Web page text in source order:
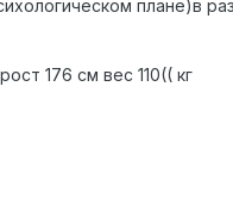
плане)в
176 см вес 110(( кг